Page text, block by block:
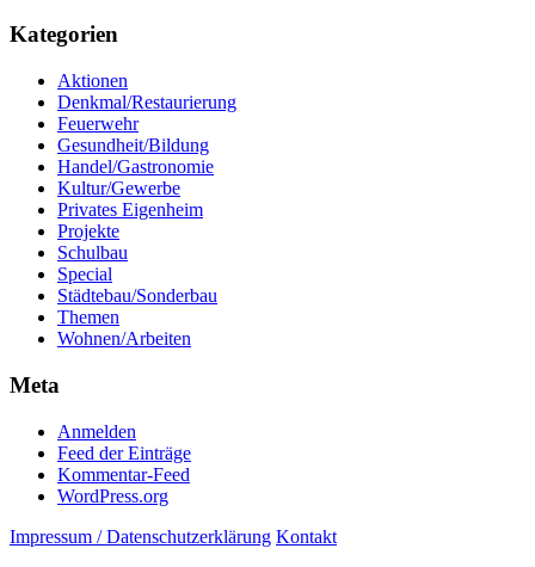
Kategorien
Aktionen
Denkmal/Restaurierung
Feuerwehr
Gesundheit/Bildung
Handel/Gastronomie
Kultur/Gewerbe
Privates Eigenheim
Projekte
Schulbau
Special
Städtebau/Sonderbau
Themen
Wohnen/Arbeiten
Meta
Anmelden
Feed der Einträge
Kommentar-Feed
WordPress.org
Impressum / Datenschutzerklärung Kontakt